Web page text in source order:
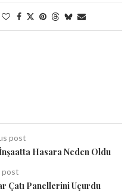
post
Hasara Neden Oldu
Çatı Panellerini Uçurdu